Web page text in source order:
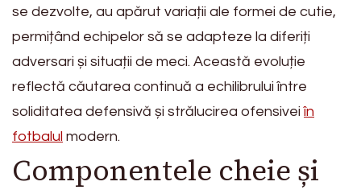
se dezvolte, au apărut variații ale formei de cutie,
permițând echipelor să se adapteze la diferiți
adversari și situații de meci. Această evoluție
reflectă căutarea continuă a echilibrului între
soliditatea defensivă și strălucirea ofensiveiîn
fotbalul modern.
Componentele cheie și